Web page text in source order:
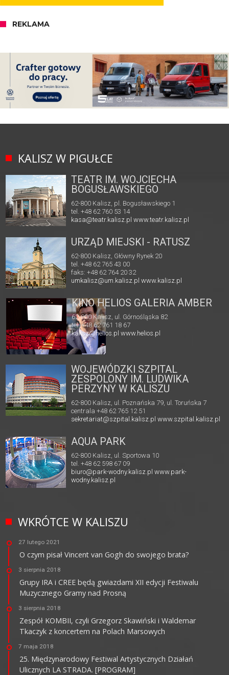
REKLAMA
KALISZ W PIGUŁCE
TEATR IM. WOJCIECHA
BOGUSŁAWSKIEGO
62-800 Kalisz, pl. Bogusławskiego 1
tel. +48 62 760 53 14
kasa@teatr.kalisz.pl www.teatr.kalisz.pl
URZĄD MIEJSKI - RATUSZ
62-800 Kalisz, Główny Rynek 20
tel. +48 62 765 43 00
faks: +48 62 764 20 32
umkalisz@um.kalisz.plwww.kalisz.pl
KINO HELIOS GALERIA AMBER
62-800 Kalisz, ul. Górnośląska 82
tel. +48 62 761 18 67
kalisz@helios.pl www.helios.pl
WOJEWÓDZKI SZPITAL
ZESPOLONY IM. LUDWIKA
PERZYNY W KALISZU
62-800 Kalisz, ul. Poznańska 79, ul. Toruńska 7
centrala +48 62 765 12 51
sekretariat@szpital.kalisz.pl www.szpital.kalisz.pl
AQUA PARK
62-800 Kalisz, ul. Sportowa 10
tel. +48 62 598 67 09
biuro@park-wodny.kalisz.pl www.park-
wodny.kalisz.pl
WKRÓTCE W KALISZU
27 lutego 2021
O czym pisał Vincent van Gogh do swojego brata?
3 sierpnia 2018
Grupy IRA i CREE będą gwiazdami XII edycji Festiwalu
Muzycznego Gramy nad Prosną
3 sierpnia 2018
Zespół KOMBII, czyli Grzegorz Skawiński i Waldemar
Tkaczyk z koncertem na Polach Marsowych
7 maja 2018
25. Międzynarodowy Festiwal Artystycznych Działań
Ulicznych LA STRADA. [PROGRAM]